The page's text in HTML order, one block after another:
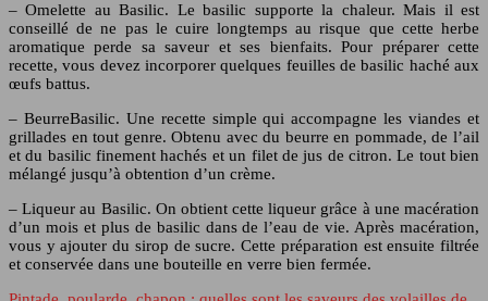
– Omelette au Basilic. Le basilic supporte la chaleur. Mais il est
conseillé de ne pas le cuire longtemps au risque que cette herbe
aromatique perde sa saveur et ses bienfaits. Pour préparer cette
recette, vous devez incorporer quelques feuilles de basilic haché aux
œufs battus.
– BeurreBasilic. Une recette simple qui accompagne les viandes et
grillades en tout genre. Obtenu avec du beurre en pommade, de l’ail
et du basilic finement hachés et un filet de jus de citron. Le tout bien
mélangé jusqu’à obtention d’un crème.
– Liqueur au Basilic. On obtient cette liqueur grâce à une macération
d’un mois et plus de basilic dans de l’eau de vie. Après macération,
vous y ajouter du sirop de sucre. Cette préparation est ensuite filtrée
et conservée dans une bouteille en verre bien fermée.